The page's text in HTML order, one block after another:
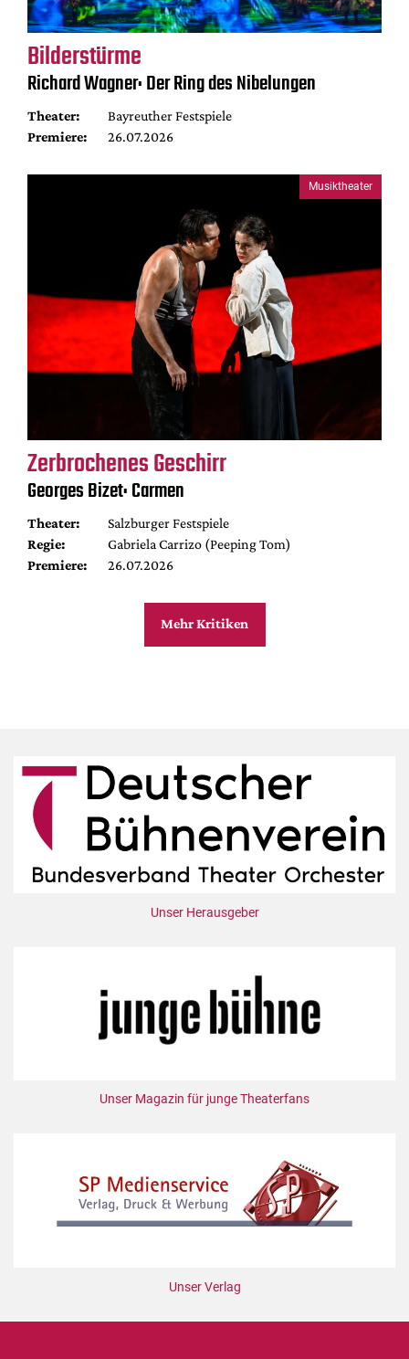
Bilderstürme
Richard Wagner: Der Ring des Nibelungen
Theater:
Bayreuther Festspiele
Premiere:
26.07.2026
Musiktheater
Zerbrochenes Geschirr
Georges Bizet: Carmen
Theater:
Salzburger Festspiele
Regie:
Gabriela Carrizo (Peeping Tom)
Premiere:
26.07.2026
Mehr Kritiken
Unser Herausgeber
Unser Magazin für junge Theaterfans
Unser Verlag